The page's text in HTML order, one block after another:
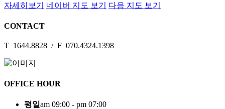
자세히보기 네이버 지도 보기 다음 지도 보기
CONTACT
T 1644.8828 / F 070.4324.1398
OFFICE HOUR
평일am 09:00 - pm 07:00